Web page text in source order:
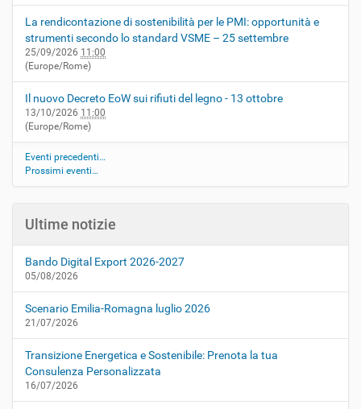
La rendicontazione di sostenibilità per le PMI: opportunità e
strumenti secondo lo standard VSME – 25 settembre
25/09/2026 11:00
(Europe/Rome)
Il nuovo Decreto EoW sui rifiuti del legno - 13 ottobre
13/10/2026 11:00
(Europe/Rome)
Eventi precedenti…
Prossimi eventi…
Ultime notizie
Bando Digital Export 2026-2027
05/08/2026
Scenario Emilia-Romagna luglio 2026
21/07/2026
Transizione Energetica e Sostenibile: Prenota la tua
Consulenza Personalizzata
16/07/2026